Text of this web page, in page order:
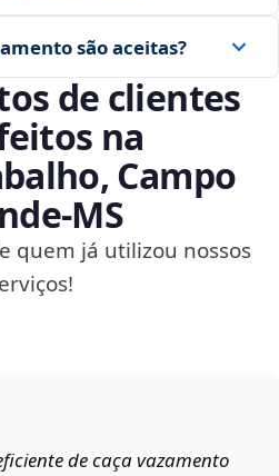
são aceitas?
de clientes
na
Campo
quem já utilizou nossos
de caça vazamento